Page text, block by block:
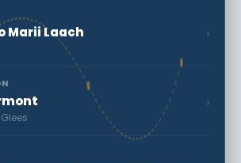
Marii Laach ›
Glees
›